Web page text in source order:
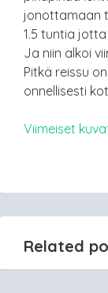
jonottamaan
1.5 tuntia
Ja niin alkoi
Pitkä reissu
onnellisesti
Viimeiset
Related